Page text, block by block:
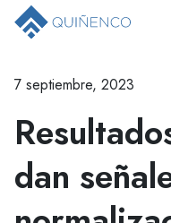
7 septiembre, 2023
dan